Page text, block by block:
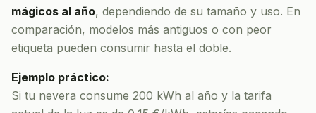
mágicos al año, dependiendo de su tamaño y uso. En
comparación, modelos más antiguos o con peor
etiqueta pueden consumir hasta el doble.
Ejemplo práctico:
Si tu nevera consume 200 kWh al año y la tarifa